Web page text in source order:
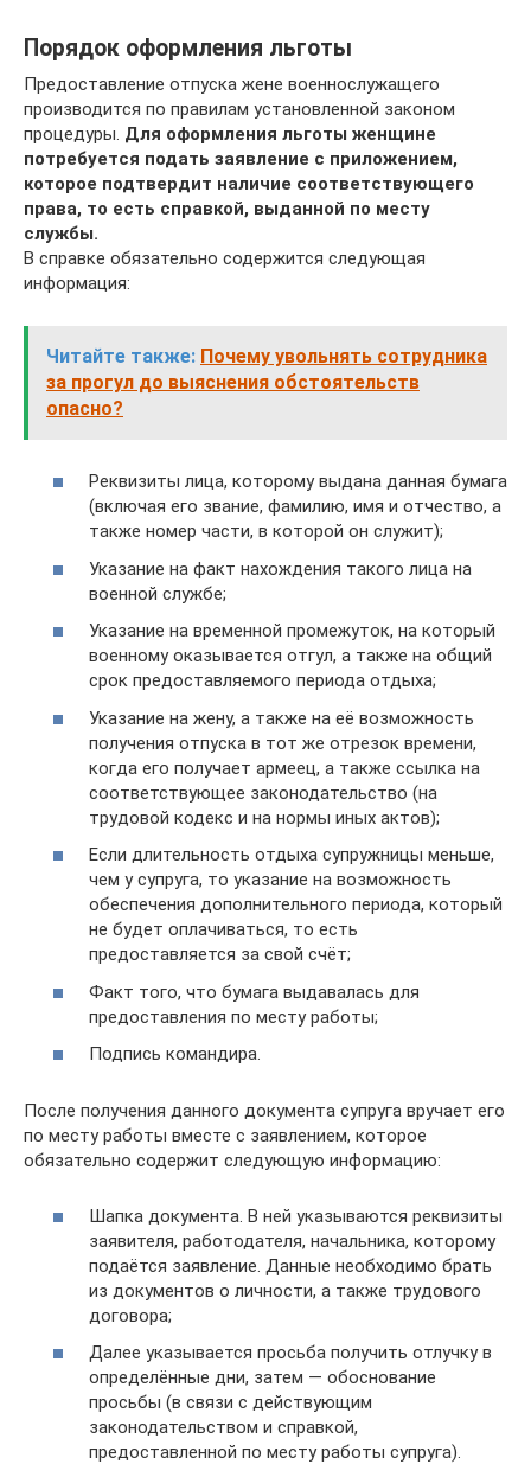
Порядок оформления льготы
Предоставление отпуска жене военнослужащего
производится по правилам установленной законом
процедуры. Для оформления льготы женщине
потребуется подать заявление с приложением,
которое подтвердит наличие соответствующего
права, то есть справкой, выданной по месту
службы.
В справке обязательно содержится следующая
информация:
Читайте также: Почему увольнять сотрудника
за прогул до выяснения обстоятельств
опасно?
Реквизиты лица, которому выдана данная бумага
(включая его звание, фамилию, имя и отчество, а
также номер части, в которой он служит);
Указание на факт нахождения такого лица на
военной службе;
Указание на временной промежуток, на который
военному оказывается отгул, а также на общий
срок предоставляемого периода отдыха;
Указание на жену, а также на её возможность
получения отпуска в тот же отрезок времени,
когда его получает армеец, а также ссылка на
соответствующее законодательство (на
трудовой кодекс и на нормы иных актов);
Если длительность отдыха супружницы меньше,
чем у супруга, то указание на возможность
обеспечения дополнительного периода, который
не будет оплачиваться, то есть
предоставляется за свой счёт;
Факт того, что бумага выдавалась для
предоставления по месту работы;
Подпись командира.
После получения данного документа супруга вручает его
по месту работы вместе с заявлением, которое
обязательно содержит следующую информацию:
Шапка документа. В ней указываются реквизиты
заявителя, работодателя, начальника, которому
подаётся заявление. Данные необходимо брать
из документов о личности, а также трудового
договора;
Далее указывается просьба получить отлучку в
определённые дни, затем — обоснование
просьбы (в связи с действующим
законодательством и справкой,
предоставленной по месту работы супруга).